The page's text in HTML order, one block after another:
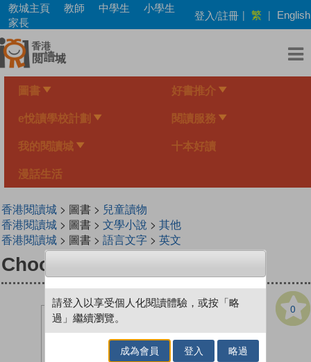
Skip
main
content
教城主頁 教師 中學生
小學生
家長
登入/註冊 | 繁 | English
圖書 好書推介
e悅讀學校計劃 閱讀服務
我的閱讀城 十本好讀
漫話生活
香港閱讀城> 圖書 > 兒童讀物
香港閱讀城> 圖書 > 文學小說 > 其他
香港閱讀城> 圖書 > 語言文字> 英文
Chookhouse Blues
0
請登入以享受個人化閱讀體驗，或按「略
過」繼續瀏覽。
成為會員 登入 略過